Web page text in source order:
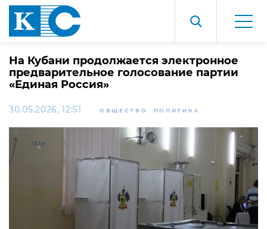
На Кубани продолжается электронное
предварительное голосование партии
«Единая Россия»
30.05.2026, 12:51 ОБЩЕСТВО ПОЛИТИКА